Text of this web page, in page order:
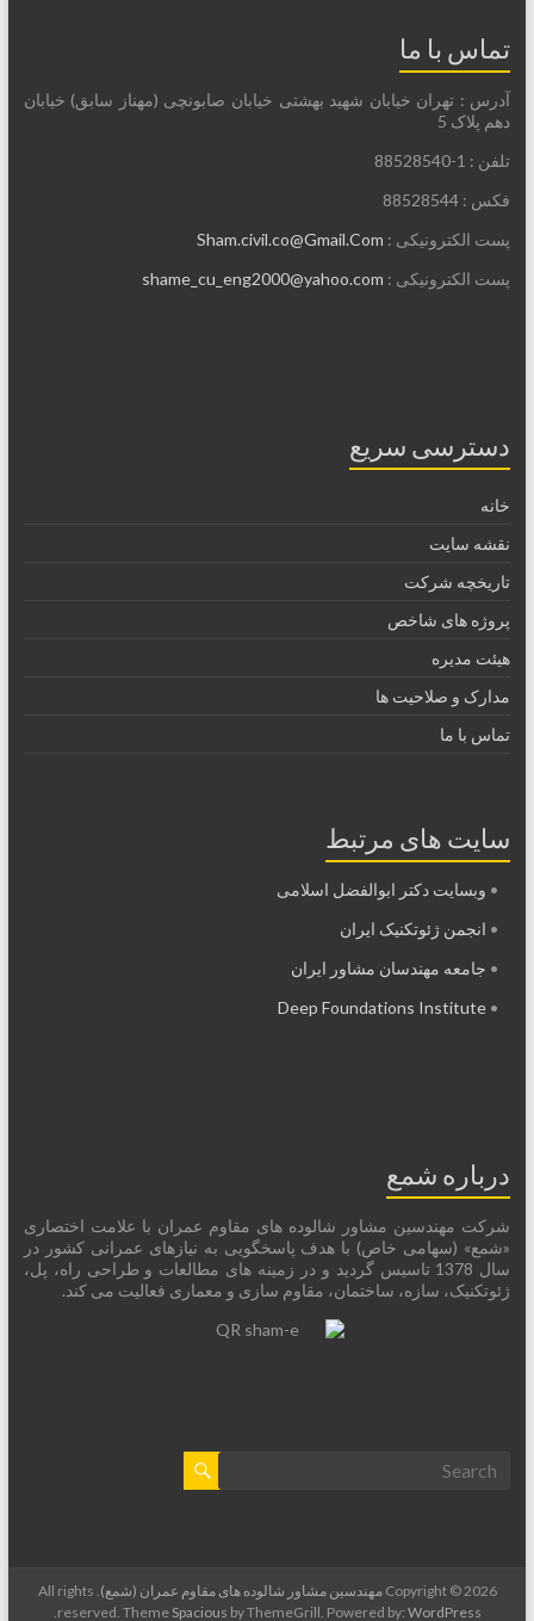
تماس با ما
آدرس : تهران خیابان شهید بهشتی خیابان صابونچی (مهناز سابق) خیابان
دهم پلاک 5
تلفن : 1-88528540
فکس : 88528544
پست الکترونیکی : Sham.civil.co@Gmail.Com
پست الکترونیکی : shame_cu_eng2000@yahoo.com
دسترسی سریع
خانه
نقشه سایت
تاریخچه شرکت
پروژه های شاخص
هیئت مدیره
مدارک و صلاحیت ها
تماس با ما
سایت های مرتبط
• وبسایت دکتر ابوالفضل اسلامی
• انجمن ژئوتکنیک ایران
• جامعه مهندسان مشاور ایران
•
Deep Foundations Institute
درباره شمع
شرکت مهندسین مشاور شالوده های مقاوم عمران با علامت اختصاری
«شمع» (سهامی خاص) با هدف پاسخگویی به نیازهای عمرانی کشور در
سال 1378 تاسیس گردید و در زمینه های مطالعات و طراحی راه، پل،
ژئوتکنیک، سازه، ساختمان، مقاوم سازی و معماری فعالیت می کند.
Copyright © 2026 مهندسین مشاور شالوده های مقاوم عمران (شمع) . All rights
reserved. Theme Spacious by ThemeGrill. Powered by: WordPress